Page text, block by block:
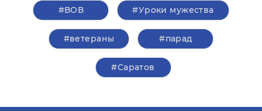
#ВОВ #Уроки мужества
#ветераны #парад
#Саратов